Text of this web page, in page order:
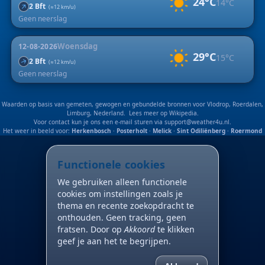
14°C
Geen neerslag
↑2 Bft (≈12 km/u)
12-08-2026Woensdag
29°C15°C
Geen neerslag
↑2 Bft (≈12 km/u)
Waarden op basis van gemeten, gewogen en gebundelde bronnen voor Vlodrop, Roerdalen,
Limburg, Nederland. Lees meer op Wikipedia.
Voor contact kun je ons een e-mail sturen via support@weather4u.nl.
Het weer in beeld voor: Herkenbosch · Posterholt · Melick · Sint Odiliënberg · Roermond
Functionele cookies
We gebruiken alleen functionele
cookies om instellingen zoals je
thema en recente zoekopdracht te
onthouden. Geen tracking, geen
fratsen. Door opAkkoordte klikken
geef je aan het te begrijpen.